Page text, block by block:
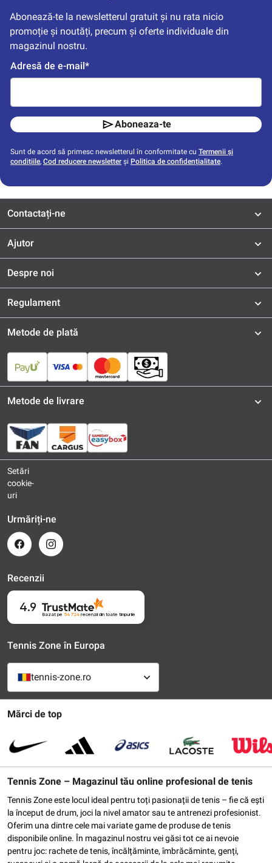
Abonează-te la newsletterul gratuit și nu rata nicio
promoție și noutăți, precum și oferte individuale din
magazinul nostru.
Adresă de e-mail*
Aboneaza-te
Sunt de acord să primesc newsletterul în conformitate cu Termenii și
condițiile, Cod reducere newsletter și Politica de confidențialitate.
Contactați-ne
Ajutor
Despre noi
Regulament
Mărci de top
Tennis Zone – Magazinul tău online profesional de tenis
Tennis Zone este locul ideal pentru toți pasionații de tenis – fie că ești
la început de drum, joci la nivel amator sau te antrenezi profesionist.
Oferim una dintre cele mai variate game de produse de tenis
disponibile online. În magazinul nostru vei găsi tot ce ai nevoie
pentru joc: rachete de tenis, încălțăminte, îmbrăcăminte, genți,
Metode de plată
Metode de livrare
Setări
cookie-
uri
Urmăriți-ne
Recenzii
4.9
Bazat pe 54 724recenziidin toate timpurile
Tennis Zone în Europa
tennis-zone.ro